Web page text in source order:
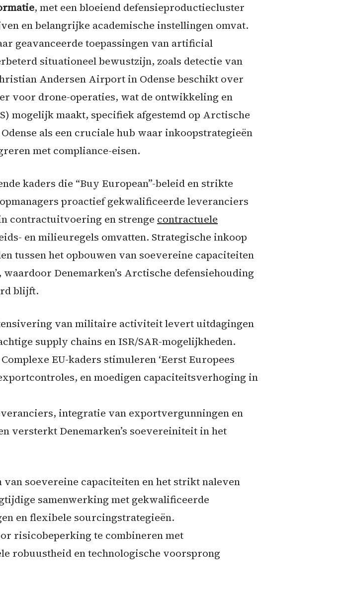
, met een bloeiend defensieproductiecluster
en belangrijke academische instellingen omvat.
geavanceerde toepassingen van artificial
situationeel bewustzijn, zoals detectie van
Andersen Airport in Odense beschikt over
voor drone-operaties, wat de ontwikkeling en
mogelijk maakt, specifiek afgestemd op Arctische
als een cruciale hub waar inkoopstrategieën
met compliance-eisen.
kaders die “Buy European”-beleid en strikte
proactief gekwalificeerde leveranciers
contractuitvoering en strenge contractuele
en milieuregels omvatten. Strategische inkoop
tussen het opbouwen van soevereine capaciteiten
Denemarken’s Arctische defensiehouding
blijft.
van militaire activiteit levert uitdagingen
supply chains en ISR/SAR-mogelijkheden.
Complexe EU-kaders stimuleren ‘Eerst Europees
en moedigen capaciteitsverhoging in
integratie van exportvergunningen en
versterkt Denemarken’s soevereiniteit in het
van soevereine capaciteiten en het strikt naleven
samenwerking met gekwalificeerde
en flexibele sourcingstrategieën.
risicobeperking te combineren met
robuustheid en technologische voorsprong